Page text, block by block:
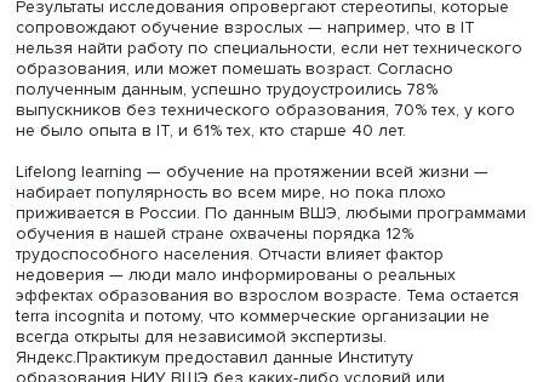
Выяснилось, что большинство выпускников
Яндекс.Практикума решили поставленные перед собой
задачи. Две трети опрошенных начали учебу, чтобы
профессию. И 71,1% нашли работу по новой
треть из них — еще во время учебы. 61,7% стали больше
Результаты исследования опровергают стереотипы,
сопровождают обучение взрослых — например, что в
нельзя найти работу по специальности, если нет
образования, или может помешать возраст. Согласно
полученным данным, успешно трудоустроились 78%
выпускников без технического образования, 70% тех,
не было опыта в IT, и 61% тех, кто старше 40 лет.